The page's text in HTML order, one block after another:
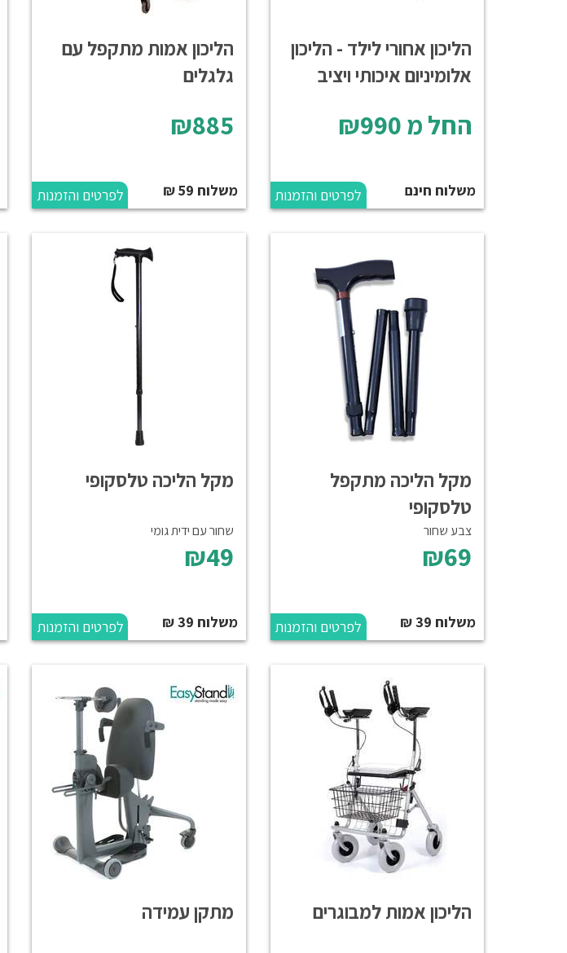
הליכון אחורי לילד - הליכון
אלומיניום איכותי ויציב
החל מ
משלוח חינם לפרטים והזמנות
הליכון אמות מתקפל עם
גלגלים
₪885
משלוח 59 ₪ לפרטים והזמנות
מקל הליכה מתקפל
טלסקופי
צבע שחור
₪69
משלוח 39 ₪ לפרטים והזמנות
מקל הליכה טלסקופי
שחור עם ידית גומי
₪49
משלוח 39 ₪ לפרטים והזמנות
הליכון אמות למבוגרים מתקן עמידה